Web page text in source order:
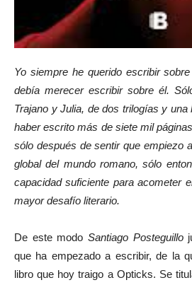
Yo siempre he querido escribir
debía merecer escribir sobre él.
Trajano y Julia, de dos trilogías y
haber escrito más de siete mil
sólo después de sentir que empiezo
global del mundo romano, sólo
capacidad suficiente para acometer
mayor desafío literario.
De este modo Santiago Posteguillo
que ha empezado a escribir, de la
libro que hoy traigo a Opticks. Se